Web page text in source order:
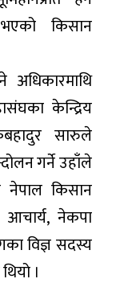
किसान
अधिकारमाथि
केन्द्रिय
सारुले
गर्ने उहाँले
किसान
नेकपा
विज्ञ सदस्य
।